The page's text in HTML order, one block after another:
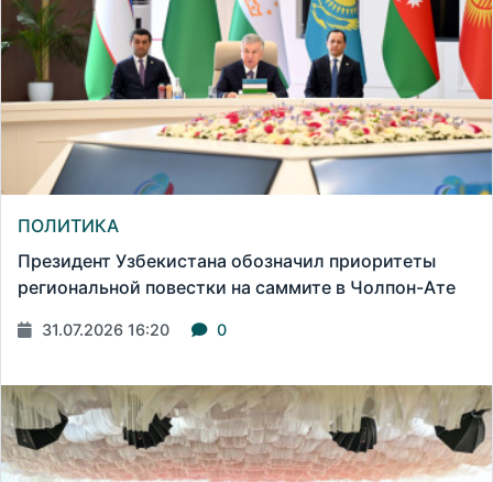
ПОЛИТИКА
Президент Узбекистана обозначил приоритеты
региональной повестки на саммите в Чолпон-Ате
31.07.2026 16:20 0